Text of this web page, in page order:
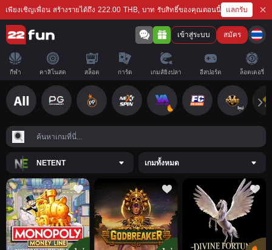
เพียงเชิญเพื่อน สร้างรายได้ถึง 222.00 THB, บาท รับสิทธิ์ของคุณตอนนี้ แลกรับ
สมัคร
เข้าสู่ระบบ
กีฬา คาสิโนสด สล็อต การ์ด เกมส์ยิงปลา อีสปอร์ต ล็อตเตอรี่
NETENT เกมทั้งหมด